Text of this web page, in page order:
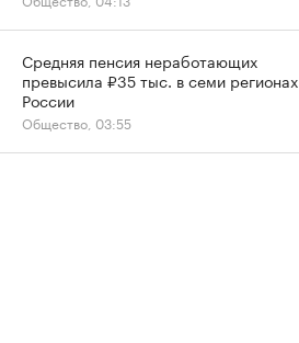
Средняя пенсия неработающих
превысила ₽35 тыс. в семи регионах
России
Общество, 03:55